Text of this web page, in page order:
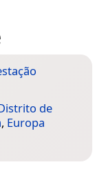
de
, Europa